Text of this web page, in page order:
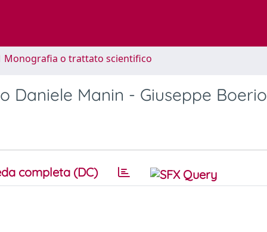
Monografia o trattato scientifico
Daniele Manin - Giuseppe Boerio
completa (DC)